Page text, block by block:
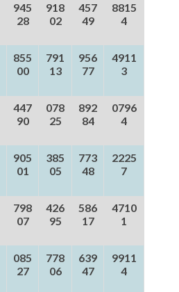
945
28
918
02
457
49
8815
4
855
00
791
13
956
77
4911
3
447
90
078
25
892
84
0796
4
905
01
385
05
773
48
2225
7
798
07
426
95
586
17
4710
1
085
27
778
06
639
47
9911
4